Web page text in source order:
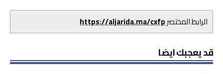
الرابط المختصرhttps://aljarida.ma/cxfp
قد يعجبك ايضا